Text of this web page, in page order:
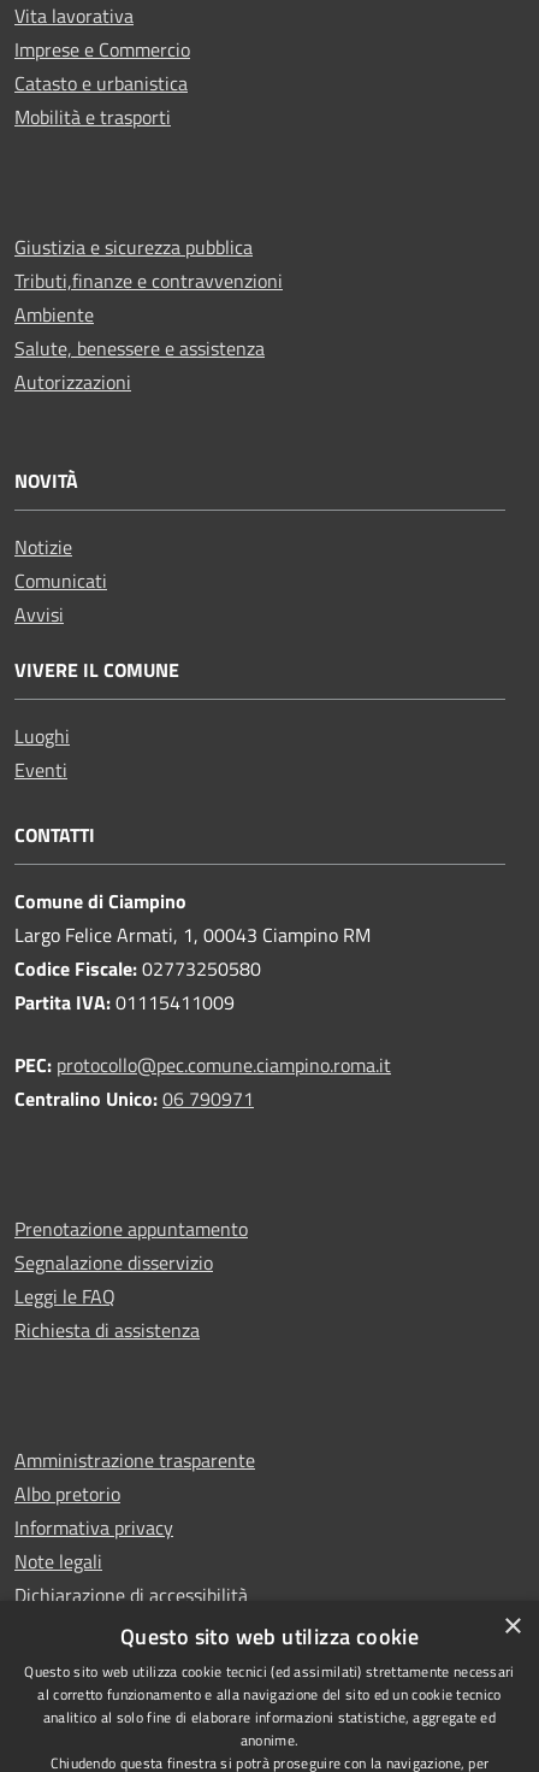
Vita lavorativa
Imprese e Commercio
Catasto e urbanistica
Mobilità e trasporti
Giustizia e sicurezza pubblica
Tributi,finanze e contravvenzioni
Ambiente
Salute, benessere e assistenza
Autorizzazioni
NOVITÀ
Notizie
Comunicati
Avvisi
VIVERE IL COMUNE
Luoghi
Eventi
CONTATTI
Comune di Ciampino
Largo Felice Armati, 1, 00043 Ciampino RM
Codice Fiscale:02773250580
Partita IVA:01115411009
PEC: protocollo@pec.comune.ciampino.roma.it
Centralino Unico:06 790971
Prenotazione appuntamento
Segnalazione disservizio
Leggi le FAQ
Richiesta di assistenza
Amministrazione trasparente
Albo pretorio
Informativa privacy
Note legali
Dichiarazione di accessibilità
Whistleblowing
Copyright © 2024 Città
×
Questo sito web utilizza cookie
Questo sito web utilizza cookie tecnici (ed assimilati) strettamente necessari
al corretto funzionamento e alla navigazione del sito ed un cookie tecnico
analitico al solo fine di elaborare informazioni statistiche, aggregate ed
anonime.
Chiudendo questa finestra si potrà proseguire con la navigazione, per